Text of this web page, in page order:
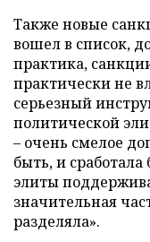
Также новые
вошел в список,
практика,
практически не
серьезный
политической
– очень смелое
быть, и
элиты
значительная
разделяла».